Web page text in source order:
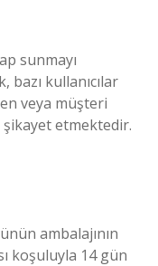
sunmayı
kullanıcılar
veya müşteri
şikayet etmektedir.
ambalajının
koşuluyla 14 gün